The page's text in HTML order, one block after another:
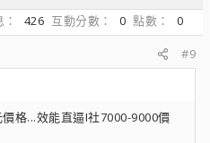
426 互動分數 0 點數
0
#9
格...效能直逼I社7000-9000價